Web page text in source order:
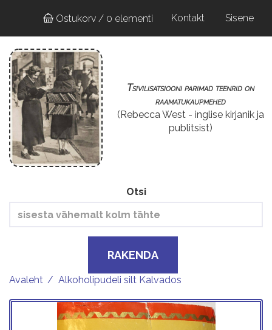
juurde
User
account
Kontakt Sisene
Ostukorv / 0 elementi
Tsivilisatsiooni parimad teenrid on
raamatukaupmehed
(Rebecca West - inglise kirjanik ja
publitsist)
Otsi
RAKENDA
Avaleht Alkoholipudeli silt Kalvados